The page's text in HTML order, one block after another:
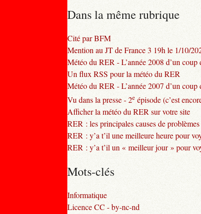
Dans la même rubrique
Cité par BFM
Mention au JT de France 3 19h le 1/10/
Météo du RER - L’année 2008 d’un coup
Un flux RSS pour la météo du RER
Météo du RER - L’année 2007 d’un coup
Vu dans la presse - 2e épisode (c’est
Afficher la météo du RER sur votre site
RER : les principales causes de problèmes
RER : y’a t’il une meilleure heure pour
RER : y’a t’il un « meilleur jour » pour
Mots-clés
Informatique
Licence CC - by-nc-nd